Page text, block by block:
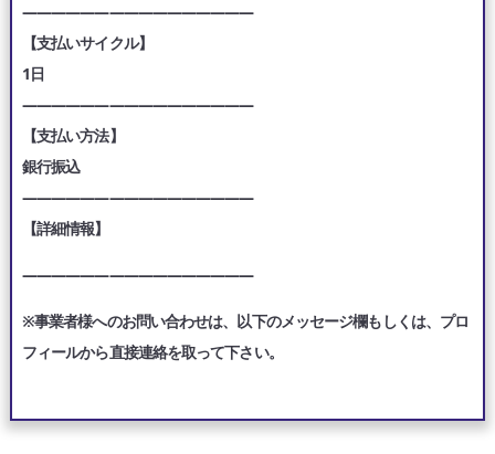
————————————————
【支払いサイクル】
1日
————————————————
【支払い方法】
銀行振込
————————————————
【詳細情報】
————————————————
※事業者様へのお問い合わせは、以下のメッセージ欄もしくは、プロ
フィールから直接連絡を取って下さい。